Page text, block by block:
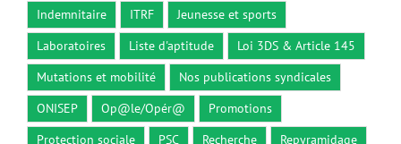
Indemnitaire
ITRF
Jeunesse et sports
Laboratoires
Liste d'aptitude
Loi 3DS & Article 145
Mutations et mobilité
Nos publications syndicales
ONISEP
Op@le/Opér@
Promotions
Protection sociale
PSC Recherche Repyramidage